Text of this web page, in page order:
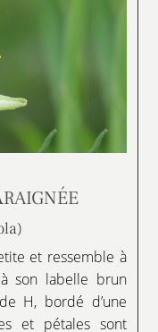
et ressemble à
son labelle brun
H, bordé d’une
et pétales sont